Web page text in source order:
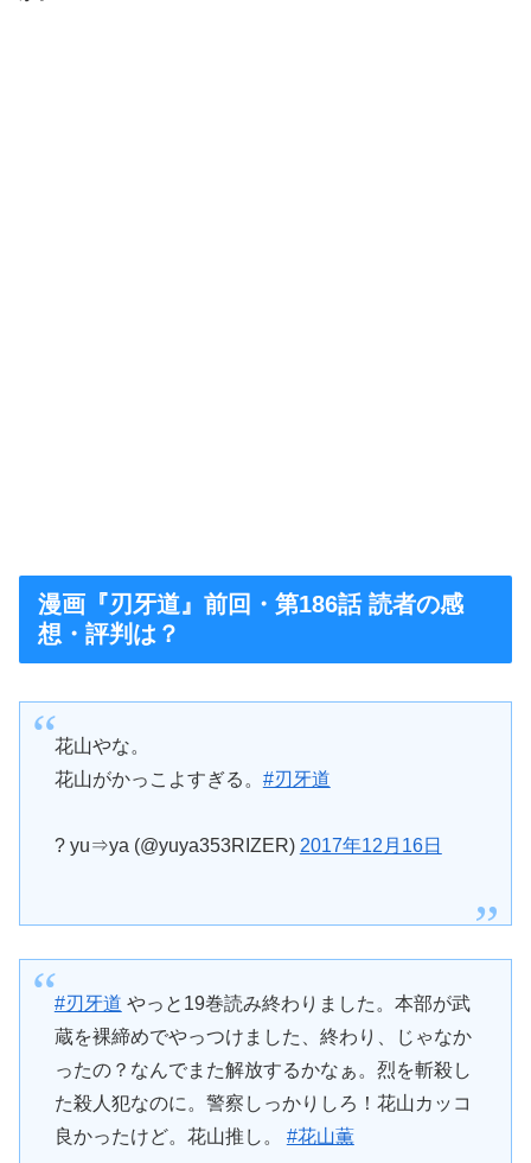
漫画『刃牙道』前回・第186話 読者の感
想・評判は？
花山やな。
花山がかっこよすぎる。 #刃牙道
? yu⇒ya (@yuya353RIZER) 2017年12月16日
#刃牙道 やっと19巻読み終わりました。本部が武
蔵を裸締めでやっつけました、終わり、じゃなか
ったの？なんでまた解放するかなぁ。烈を斬殺し
た殺人犯なのに。警察しっかりしろ！花山カッコ
良かったけど。花山推し。 #花山薫